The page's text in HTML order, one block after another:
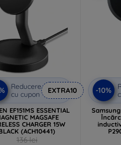
Reducere
cu cupon
EXTRA10
EF151MS ESSENTIAL
MAGSAFE
CHARGER 15W
(ACH10441)
136 lei
-10%